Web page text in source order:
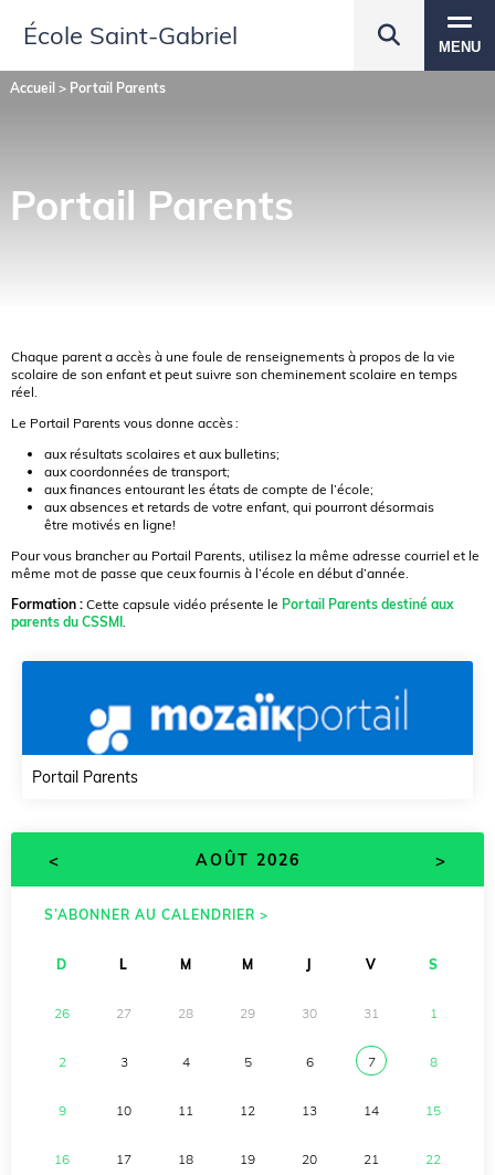
École Saint‑Gabriel MENU
Accueil> Portail Parents
Portail Parents
Chaque parent a accès à une foule de renseignements à propos de la vie
scolaire de son enfant et peut suivre son cheminement scolaire en temps
réel.
Le Portail Parents vous donne accès :
aux résultats scolaires et aux bulletins;
aux coordonnées de transport;
aux finances entourant les états de compte de l’école;
aux absences et retards de votre enfant, qui pourront désormais
être motivés en ligne!
Pour vous brancher au Portail Parents, utilisez la même adresse courriel et le
même mot de passe que ceux fournis à l’école en début d’année.
Formation : Cette capsule vidéo présente le Portail Parents destiné aux
parents du CSSMI
Portail Parents
< AOÛT 2026 >
S’ABONNER AU CALENDRIER >
D L M M J V S
26 27 28 29 30 31 1
2 3 4 5 6 7 8
9 10 11 12 13 14 15
16 17 18 19 20 21 22